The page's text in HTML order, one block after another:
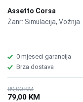
Assetto Corsa
Competizione - Day One
Žanr: Simulacija, Vožnja
0 mjeseci garancija
Brza dostava
89,00 KM
79,00 KM